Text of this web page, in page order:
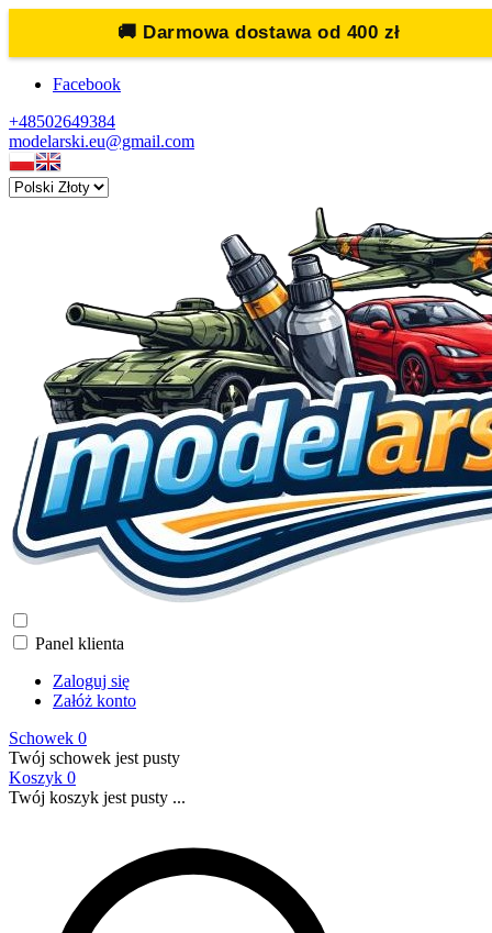
🚚 Darmowa dostawa od 400 zł
Facebook
+48502649384
modelarski.eu@gmail.com
Panel klienta
Zaloguj się
Załóż konto
Schowek 0
Twój schowek jest pusty
Koszyk 0
Twój koszyk jest pusty ...